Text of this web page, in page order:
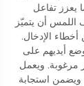
يعزز تفاعل
اللمس أن يتميّز
الإدخال.
أيديهم على
مرغوبة. ويعمل
استجابة